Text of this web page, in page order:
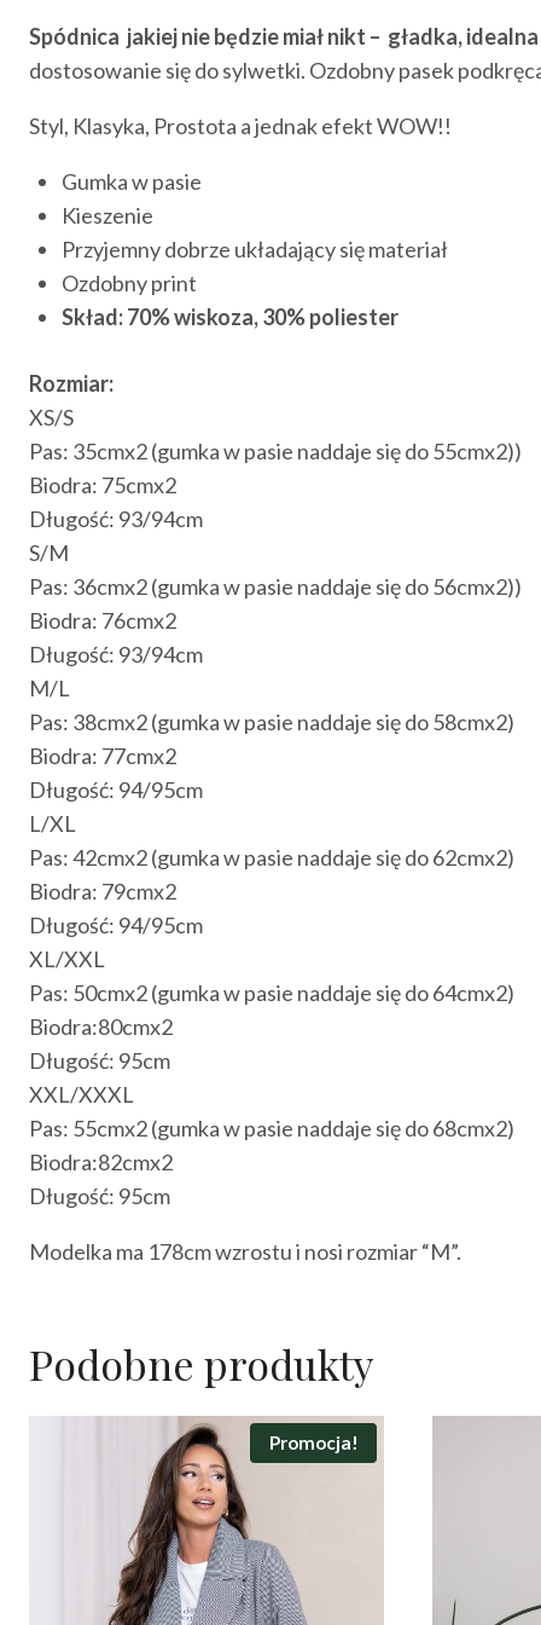
Spódnica jakiej nie będzie miał nikt – gładka,
dostosowanie się do sylwetki. Ozdobny pasek
Styl, Klasyka, Prostota a jednak efekt WOW!!
Gumka w pasie
Kieszenie
Przyjemny dobrze układający się materiał
Ozdobny print
Skład: 70% wiskoza, 30% poliester
Rozmiar:
XS/S
Pas: 35cmx2 (gumka w pasie naddaje się do 55cmx2))
Biodra: 75cmx2
Długość: 93/94cm
S/M
Pas: 36cmx2 (gumka w pasie naddaje się do 56cmx2))
Biodra: 76cmx2
Długość: 93/94cm
M/L
Pas: 38cmx2 (gumka w pasie naddaje się do 58cmx2)
Biodra: 77cmx2
Długość: 94/95cm
L/XL
Pas: 42cmx2 (gumka w pasie naddaje się do 62cmx2)
Biodra: 79cmx2
Długość: 94/95cm
XL/XXL
Pas: 50cmx2 (gumka w pasie naddaje się do 64cmx2)
Biodra:80cmx2
Długość: 95cm
XXL/XXXL
Pas: 55cmx2 (gumka w pasie naddaje się do 68cmx2)
Biodra:82cmx2
Długość: 95cm
Modelka ma 178cm wzrostu i nosi rozmiar “M”.
Podobne produkty
Promocja!